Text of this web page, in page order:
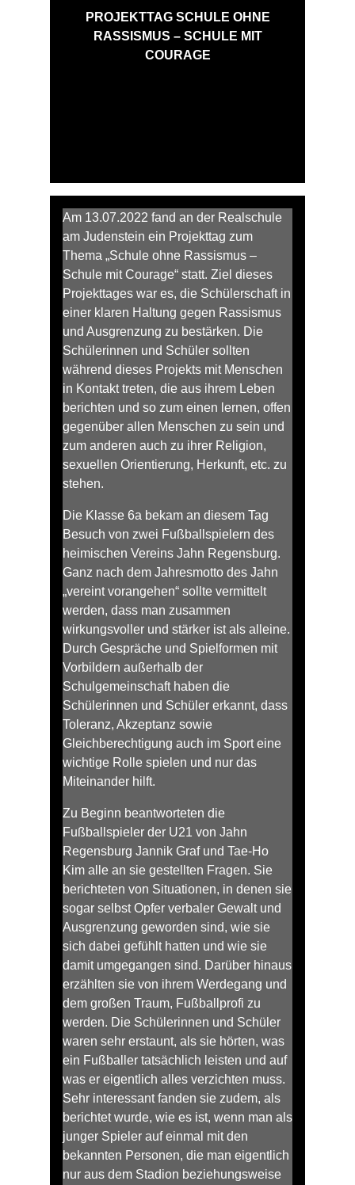
PROJEKTTAG SCHULE OHNE
RASSISMUS – SCHULE MIT
COURAGE
Am 13.07.2022 fand an der Realschule
am Judenstein ein Projekttag zum
Thema „Schule ohne Rassismus –
Schule mit Courage“ statt. Ziel dieses
Projekttages war es, die Schülerschaft in
einer klaren Haltung gegen Rassismus
und Ausgrenzung zu bestärken. Die
Schülerinnen und Schüler sollten
während dieses Projekts mit Menschen
in Kontakt treten, die aus ihrem Leben
berichten und so zum einen lernen, offen
gegenüber allen Menschen zu sein und
zum anderen auch zu ihrer Religion,
sexuellen Orientierung, Herkunft, etc. zu
stehen.
Die Klasse 6a bekam an diesem Tag
Besuch von zwei Fußballspielern des
heimischen Vereins Jahn Regensburg.
Ganz nach dem Jahresmotto des Jahn
„vereint vorangehen“ sollte vermittelt
werden, dass man zusammen
wirkungsvoller und stärker ist als alleine.
Durch Gespräche und Spielformen mit
Vorbildern außerhalb der
Schulgemeinschaft haben die
Schülerinnen und Schüler erkannt, dass
Toleranz, Akzeptanz sowie
Gleichberechtigung auch im Sport eine
wichtige Rolle spielen und nur das
Miteinander hilft.
Zu Beginn beantworteten die
Fußballspieler der U21 von Jahn
Regensburg Jannik Graf und Tae-Ho
Kim alle an sie gestellten Fragen. Sie
berichteten von Situationen, in denen sie
sogar selbst Opfer verbaler Gewalt und
Ausgrenzung geworden sind, wie sie
sich dabei gefühlt hatten und wie sie
damit umgegangen sind. Darüber hinaus
erzählten sie von ihrem Werdegang und
dem großen Traum, Fußballprofi zu
werden. Die Schülerinnen und Schüler
waren sehr erstaunt, als sie hörten, was
ein Fußballer tatsächlich leisten und auf
was er eigentlich alles verzichten muss.
Sehr interessant fanden sie zudem, als
berichtet wurde, wie es ist, wenn man als
junger Spieler auf einmal mit den
bekannten Personen, die man eigentlich
nur aus dem Stadion beziehungsweise